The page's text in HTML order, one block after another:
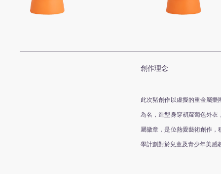
創作理念
此次豬創作以虛擬的重金屬
為名，造型身穿胡蘿蔔色外
屬徽章，是位熱愛藝術創作
學計劃對於兒童及青少年美感